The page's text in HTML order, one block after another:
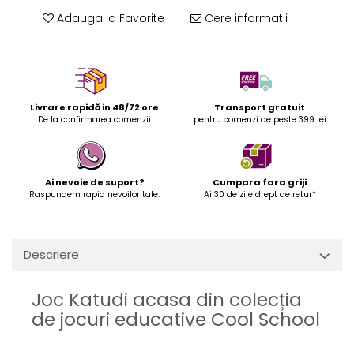
Adauga la Favorite Cere informatii
Livrare rapidă in 48/72 ore
De la confirmarea comenzii
Transport gratuit
pentru comenzi de peste 399 lei
Ai nevoie de suport?
Raspundem rapid nevoilor tale.
Cumpara fara griji
Ai 30 de zile drept de retur*
Descriere
Joc Katudi acasa din colecția
de jocuri educative Cool School